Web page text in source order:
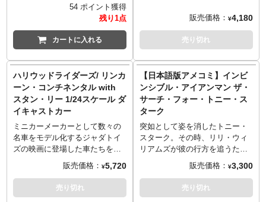
ンマンをはじめとする、スーパ
ーヒーローたちで結成されたド
リームチームはいかにして誕生
し、活躍してきたのか。1963年
く『アベンジャーズ』#53、レッ
ド・ローニンという名の巨大ロ
ボットとの対決を繰り広げる
『アベンジャーズ』#198と『ア
ベンジャーズ』#199、もう一つ
の最強ヒーロー・チームと衝突
する『アベンジャーズ/スクワド
を収録した日本オリジナル編集
版！
■収録作品: 『Avengers』#1、
54 ポイント獲得
残り1点
カートに入れる
カーのひとつ「ロイヤルボブル
ズ」から久々の新作発表となり
ました！全高約20センチのレジ
ン製のボディは、デフォルメさ
特徴をとらえた造型に。
伝説のクリエイター、スタン・
リーが参戦！おなじみのグリー
ンのセーターにあのポーズ、鉄
板すぎて最高！
※入荷数の減数などによりご予
約をキャンセル頂く場合や、分
納での入荷となる場合がござい
となりますため、パッケージに
多少の傷やダメージがある場合
もございます。
販売価格： ¥4,180
売り切れ
ハリウッドライダーズ/ リンカ
ーン・コンチネンタル with
スタン・リー 1/24スケール ダ
イキャストカー
ミニカーメーカーとして数々の
名車をモデル化するジャダトイ
ズの映画に登場した車たちをミ
ニチュアモデル化する「ハリウ
ッドライダーズ」シリーズ。劇
中車という訳ではないですが、
なんとマーベルの父、スタン・
販売価格： ¥5,720
売り切れ
【日本語版アメコミ】インビ
ンシブル・アイアンマン ザ・
サーチ・フォー・トニー・ス
ターク
突如として姿を消したトニー・
スターク。その時、リリ・ウィ
リアムズが彼の行方を追うため
にとった行動とは！？
肉体が昏睡状態に陥り、精神と
頭脳をA.I.化した「アイアンマ
ン」ことトニー・スターク。若
販売価格： ¥3,300
売り切れ